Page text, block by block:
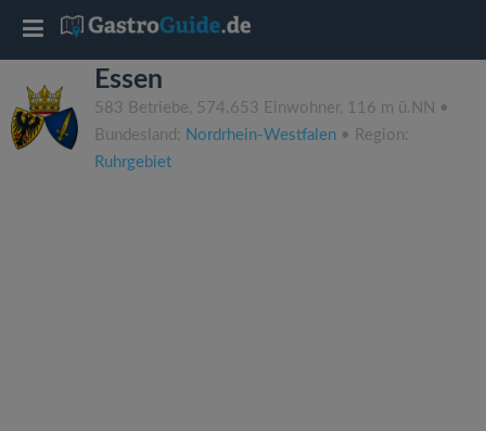
Essen
583 Betriebe, 574.653 Einwohner, 116 m ü.NN •
Bundesland: Nordrhein-Westfalen • Region:
Ruhrgebiet
T
o